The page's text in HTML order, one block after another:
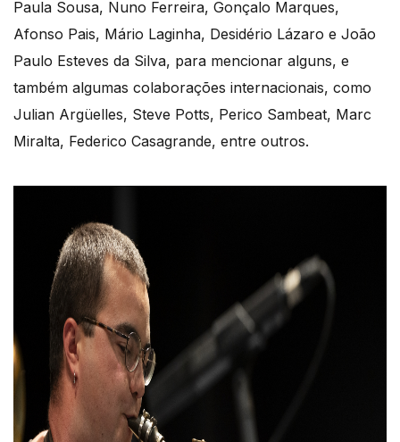
Paula Sousa, Nuno Ferreira, Gonçalo Marques,
Afonso Pais, Mário Laginha, Desidério Lázaro e João
Paulo Esteves da Silva, para mencionar alguns, e
também algumas colaborações internacionais, como
Julian Argüelles, Steve Potts, Perico Sambeat, Marc
Miralta, Federico Casagrande, entre outros.